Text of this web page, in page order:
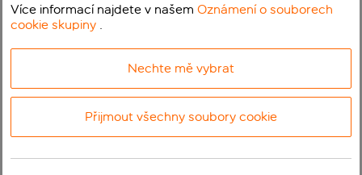
Více informací najdete v našemOznámení o souborech
cookie skupiny .
Nechte mě vybrat
Přijmout všechny soubory cookie